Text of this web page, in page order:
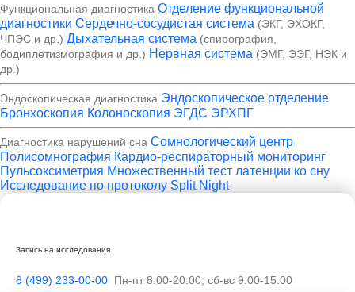
Функциональная диагностика Отделение функциональной
диагностики Сердечно-сосудистая система (ЭКГ, ЭХОКГ,
ЧПЭС и др.) Дыхательная система (спирография,
бодиплетизмография и др.) Нервная система (ЭМГ, ЭЭГ, НЭК и
др.)
Эндоскопическая диагностика Эндоскопическое отделение
Бронхоскопия Колоноскопия ЭГДС ЭРХПГ
Диагностика нарушений сна Сомнологический центр
Полисомнография Кардио-респираторный мониторинг
Пульсоксиметрия Множественный тест латенции ко сну
Исследование по протоколу Split Night
Запись на исследования
8 (499) 233-00-00 Пн-пт 8:00-20:00; сб-вс 9:00-15:00